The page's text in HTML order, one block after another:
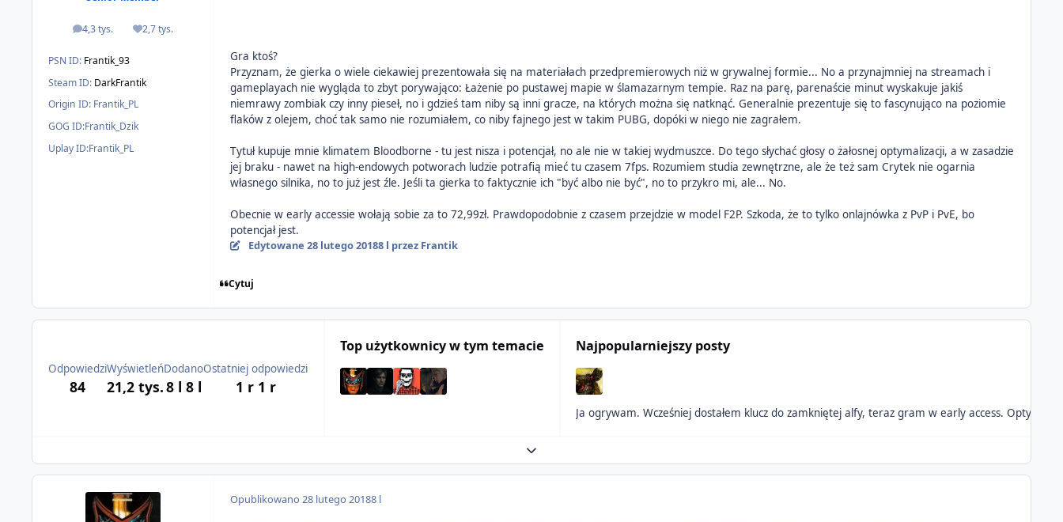
4,3 tys.
odpowiedzi2,7 tys.
Reputacja
PSN ID: Frantik_93
Steam ID: DarkFrantik
Origin ID: Frantik_PL
GOG ID:Frantik_Dzik
Uplay ID:Frantik_PL
Gra ktoś?
Przyznam, że gierka o wiele ciekawiej prezentowała się na materiałach przedpremierowych niż w grywalnej formie... No a przynajmniej na streamach i
gameplayach nie wygląda to zbyt porywająco: Łażenie po pustawej mapie w ślamazarnym tempie. Raz na parę, parenaście minut wyskakuje jakiś
niemrawy zombiak czy inny pieseł, no i gdzieś tam niby są inni gracze, na których można się natknąć. Generalnie prezentuje się to fascynująco na poziomie
flaków z olejem, choć tak samo nie rozumiałem, co niby fajnego jest w takim PUBG, dopóki w niego nie zagrałem.
Tytuł kupuje mnie klimatem Bloodborne - tu jest nisza i potencjał, no ale nie w takiej wydmuszce. Do tego słychać głosy o żałosnej optymalizacji, a w zasadzie
jej braku - nawet na high-endowych potworach ludzie potrafią mieć tu czasem 7fps. Rozumiem studia zewnętrzne, ale że też sam Crytek nie ogarnia
własnego silnika, no to już jest źle. Jeśli ta gierka to faktycznie ich "być albo nie być", no to przykro mi, ale... No.
Obecnie w early accessie wołają sobie za to 72,99zł. Prawdopodobnie z czasem przejdzie w model F2P. Szkoda, że to tylko onlajnówka z PvP i PvE, bo
potencjał jest.
Edytowane 28 lutego 20188 l przez Frantik
Cytuj
Odpowiedzi
84
Wyświetleń
21,2 tys.
Dodano
8 l 8 l
Ostatniej odpowiedzi
1 r 1 r
Top użytkownicy w tym temacie Najpopularniejszy posty
Ja ogrywam. Wcześniej dostałem klucz do zamkniętej alfy, teraz gram w early access.
Expand topic overview
Opublikowano28 lutego 20188 l